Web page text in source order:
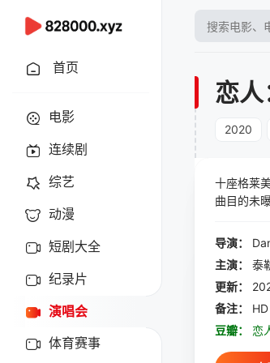
首页
电影
连续剧
综艺
动漫
短剧大全
纪录片
演唱会
体育赛事
恋
2020
十座格莱
曲目的未
这个由于
导演：
主演：
泰
更新：
备注：
HD
豆瓣：
恋